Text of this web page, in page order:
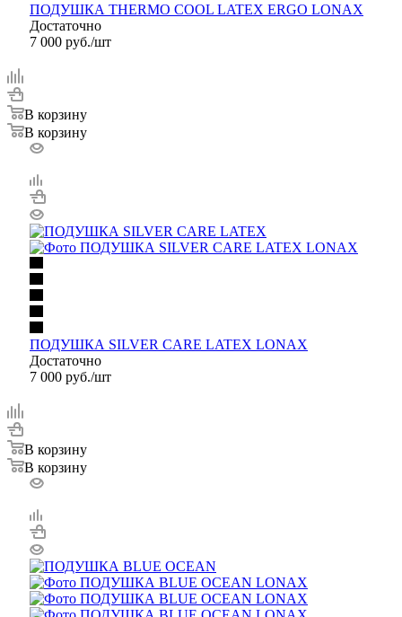
ПОДУШКА THERMO COOL LATEX ERGO LONAX
Достаточно
7 000 руб./шт
В корзину
В корзину
ПОДУШКА SILVER CARE LATEX LONAX
Достаточно
7 000 руб./шт
В корзину
В корзину